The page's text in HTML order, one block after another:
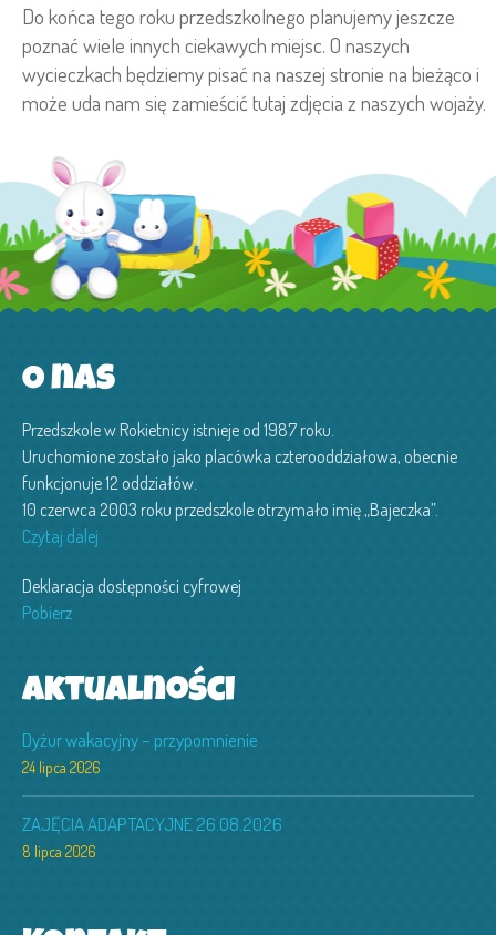
Do końca tego roku przedszkolnego planujemy jeszcze
poznać wiele innych ciekawych miejsc. O naszych
wycieczkach będziemy pisać na naszej stronie na bieżąco i
może uda nam się zamieścić tutaj zdjęcia z naszych wojaży.
O nas
Przedszkole w Rokietnicy istnieje od 1987 roku.
Uruchomione zostało jako placówka czterooddziałowa, obecnie
funkcjonuje 12 oddziałów.
10 czerwca 2003 roku przedszkole otrzymało imię „Bajeczka”.
Czytaj dalej
Deklaracja dostępności cyfrowej
Pobierz
Aktualności
Dyżur wakacyjny – przypomnienie
24 lipca 2026
ZAJĘCIA ADAPTACYJNE 26.08.2026
8 lipca 2026